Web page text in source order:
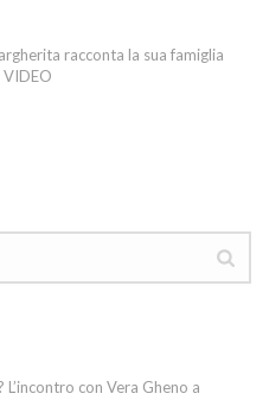
racconta la sua famiglia
VIDEO
L’incontro con Vera Gheno a